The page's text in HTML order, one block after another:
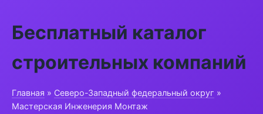
Бесплатный каталог
строительных компаний
Главная » Северо-Западный федеральный округ »
Мастерская Инженерия Монтаж